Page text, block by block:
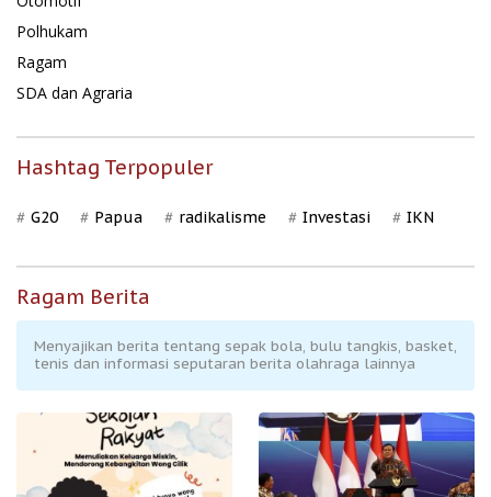
Polhukam
Ragam
SDA dan Agraria
Hashtag Terpopuler
G20 Papua radikalisme Investasi IKN
Ragam Berita
Menyajikan berita tentang sepak bola, bulu tangkis, basket,
tenis dan informasi seputaran berita olahraga lainnya